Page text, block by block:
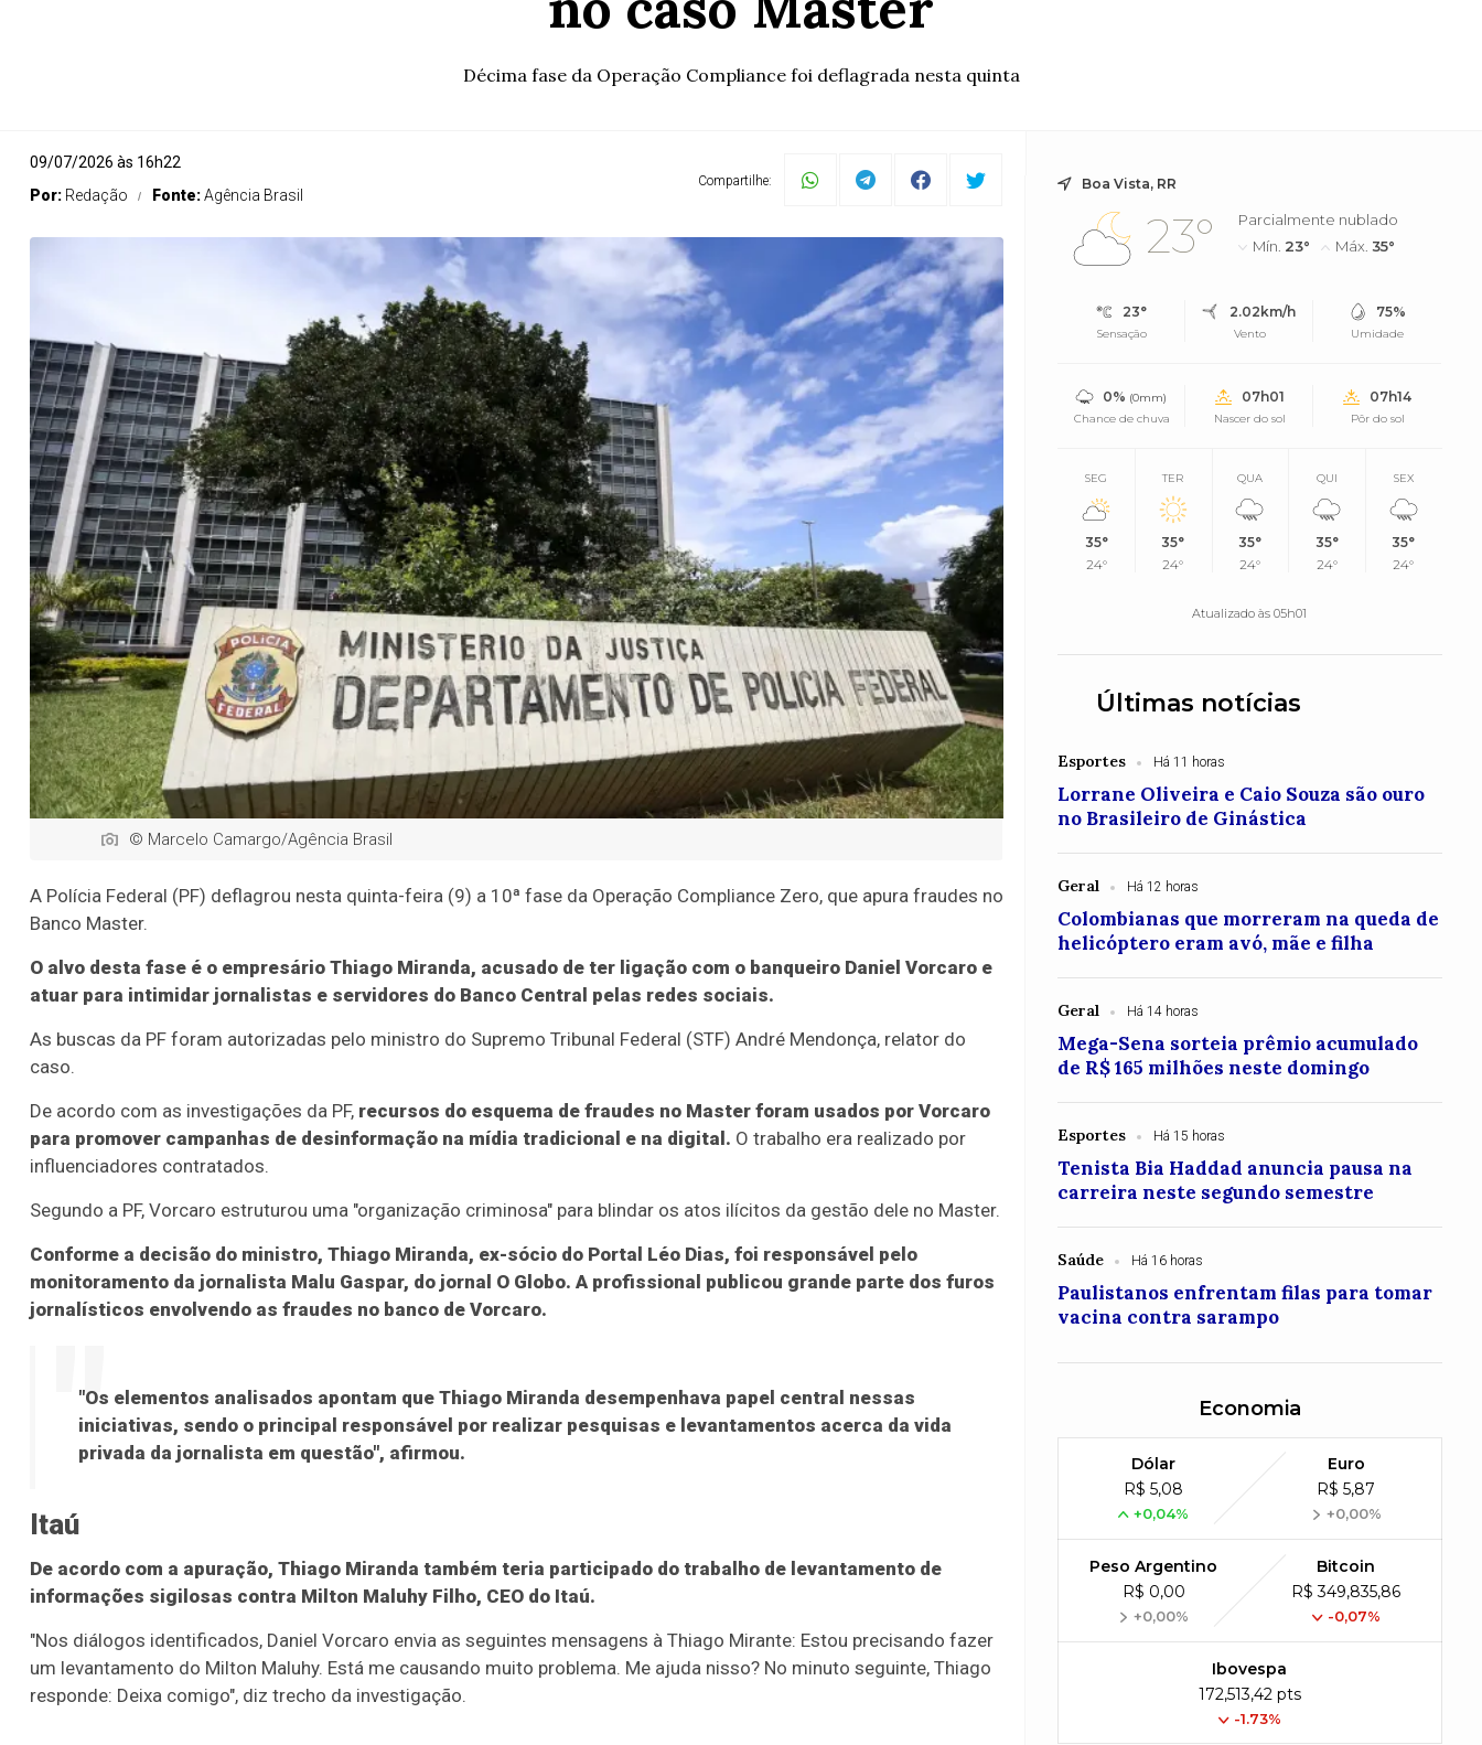
Décima fase da Operação Compliance foi deflagrada nesta quinta
09/07/2026 às 16h22
Por: Redação Fonte:Agência Brasil
Compartilhe:
© Marcelo Camargo/Agência Brasil
A Polícia Federal (PF) deflagrou nesta quinta-feira (9) a 10ª fase da Operação Compliance Zero, que apura fraudes no
Banco Master.
O alvo desta fase é o empresário Thiago Miranda, acusado de ter ligação com o banqueiro Daniel Vorcaro e
atuar para intimidar jornalistas e servidores do Banco Central pelas redes sociais.
As buscas da PF foram autorizadas pelo ministro do Supremo Tribunal Federal (STF) André Mendonça, relator do
caso.
De acordo com as investigações da PF, recursos do esquema de fraudes no Master foram usados por Vorcaro
para promover campanhas de desinformação na mídia tradicional e na digital. O trabalho era realizado por
influenciadores contratados.
Segundo a PF, Vorcaro estruturou uma "organização criminosa" para blindar os atos ilícitos da gestão dele no Master.
Conforme a decisão do ministro, Thiago Miranda, ex-sócio do Portal Léo Dias, foi responsável pelo
monitoramento da jornalista Malu Gaspar, do jornal O Globo. A profissional publicou grande parte dos furos
jornalísticos envolvendo as fraudes no banco de Vorcaro.
"Os elementos analisados apontam que Thiago Miranda desempenhava papel central nessas
iniciativas, sendo o principal responsável por realizar pesquisas e levantamentos acerca da vida
privada da jornalista em questão", afirmou.
Itaú
De acordo com a apuração, Thiago Miranda também teria participado do trabalho de levantamento de
informações sigilosas contra Milton Maluhy Filho, CEO do Itaú.
"Nos diálogos identificados, Daniel Vorcaro envia as seguintes mensagens à Thiago Mirante: Estou precisando fazer
um levantamento do Milton Maluhy. Está me causando muito problema. Me ajuda nisso? No minuto seguinte, Thiago
responde: Deixa comigo", diz trecho da investigação.
Boa Vista, RR
23°
Parcialmente nublado
Mín. 23° Máx.35°
23°
Sensação
2.02km/h
Vento
75%
Umidade
0% (0mm)
Chance de chuva
07h01
Nascer do sol
07h14
Pôr do sol
SEG
35°
24°
TER
35°
24°
QUA
35°
24°
QUI
35°
24°
SEX
35°
24°
Atualizado às 05h01
Últimas notícias
Esportes Há 11 horas
Lorrane Oliveira e Caio Souza são ouro
no Brasileiro de Ginástica
Geral Há 12 horas
Colombianas que morreram na queda de
helicóptero eram avó, mãe e filha
Geral Há 14 horas
Mega-Sena sorteia prêmio acumulado
de R$ 165 milhões neste domingo
Esportes Há 15 horas
Tenista Bia Haddad anuncia pausa na
carreira neste segundo semestre
Saúde Há 16 horas
Paulistanos enfrentam filas para tomar
vacina contra sarampo
Economia
Dólar
R$ 5,08
+0,04%
Euro
R$ 5,87
+0,00%
Peso Argentino
R$ 0,00
+0,00%
Bitcoin
R$ 349,835,86
-0,07%
Ibovespa
172,513,42 pts
-1.73%